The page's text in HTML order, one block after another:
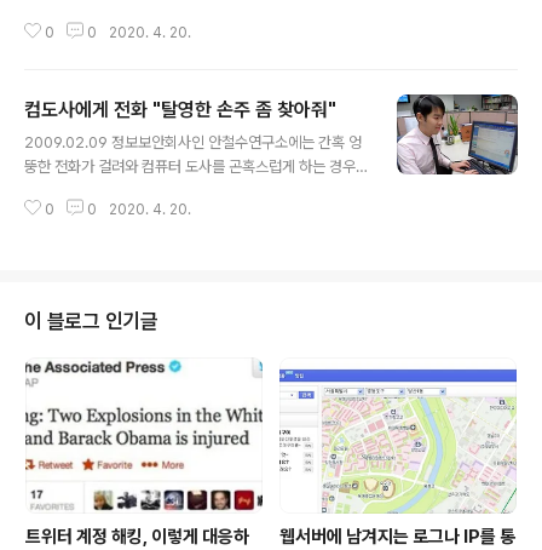
누구인지 아세요?" A 팀장이 질문에 K 직원은 계속 이야기
바이러스 잡느라고 전쟁인데 저 팀은 게임하고 놀고 있는
것 같아요." K 직원의 이야기를 다 듣고 난, A모 팀장이 미
소를 보이며 답변을 했습니다. "그러니까, 그 팀은 게임보
어를 해주는 역할을 하는 것이지요. 게임이나 게임 해킹툴
0 0 2020. 4. 20.
컴도사에게 전화 "탈영한 손주 좀 찾아줘"
2009.02.09 정보보안회사인 안철수연구소에는 간혹 엉
뚱한 전화가 걸려와 컴퓨터 도사를 곤혹스럽게 하는 경우
했당께. 내 손주가. 어서 찾아주소!" 짙은 사투리에 숨넘어
니다. "아, 마을 이장이 안 그럽디요. 여그에 신고하면 다 해
결된다꼬." 그 마을 이장의 아들은 V3 백신 정품 사용자였
는데, 컴퓨터를 사용하다 무슨 문제가 생겼다 하면 안철수
연구소에 전화를 걸어 해결하고 했다고 합니다. 마침 할머
니가 군대에서 탈영한 손자때문에 노심초사하는 것이 안쓰
러웠던 마을 이장은 아들의 ..
0 0 2020. 4. 20.
이 블로그 인기글
트위터 계정 해킹, 이렇게 대응하
웹서버에 남겨지는 로그나 IP를 통